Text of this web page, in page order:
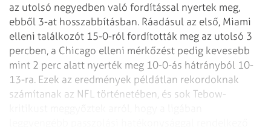
az utolsó negyedben való fordítással nyertek meg,
ebből 3-at hosszabbításban. Ráadásul az első, Miami
elleni találkozót 15-0-ról fordították meg az utolsó 3
percben, a Chicago elleni mérkőzést pedig kevesebb
mint 2 perc alatt nyerték meg 10-0-ás hátrányból 10-
13-ra. Ezek az eredmények példátlan rekordoknak
számítanak az NFL történetében, és sok Tebow-